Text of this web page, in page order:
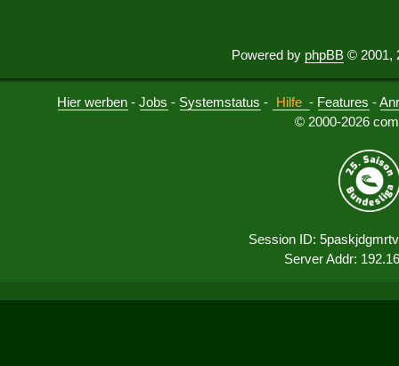
Powered by phpBB © 2001,
Hier werben -Jobs - Systemstatus - Hilfe - Features -
© 2000-2026
Session ID:
Server Addr: